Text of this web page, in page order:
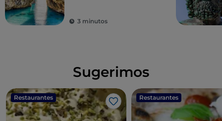
3 minutos
Sugerimos
Restaurantes
Me gusta
Restaurantes